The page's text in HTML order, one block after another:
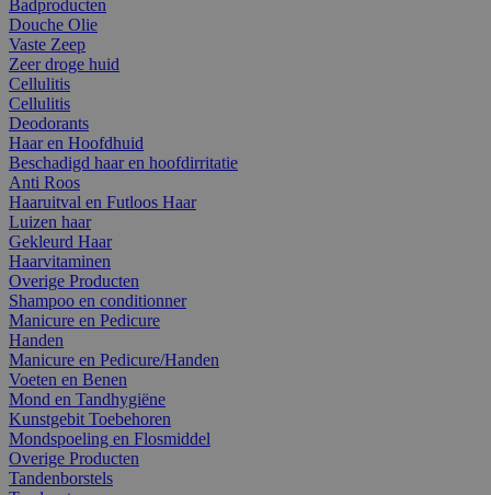
Badproducten
Douche Olie
Vaste Zeep
Zeer droge huid
Cellulitis
Cellulitis
Deodorants
Haar en Hoofdhuid
Beschadigd haar en hoofdirritatie
Anti Roos
Haaruitval en Futloos Haar
Luizen haar
Gekleurd Haar
Haarvitaminen
Overige Producten
Shampoo en conditionner
Manicure en Pedicure
Handen
Manicure en Pedicure/Handen
Voeten en Benen
Mond en Tandhygiëne
Kunstgebit Toebehoren
Mondspoeling en Flosmiddel
Overige Producten
Tandenborstels